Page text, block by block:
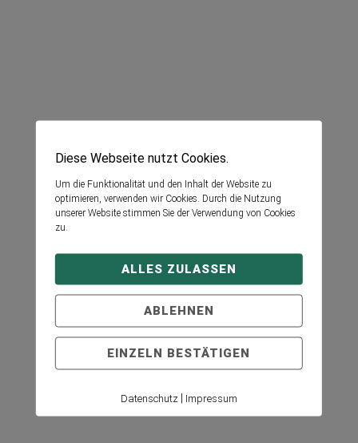
Diese Webseite nutzt Cookies.
Um die Funktionalität und den Inhalt der Website zu
optimieren, verwenden wir Cookies. Durch die Nutzung
unserer Website stimmen Sie der Verwendung von Cookies
zu.
ALLES ZULASSEN
ABLEHNEN
EINZELN BESTÄTIGEN
Datenschutz | Impressum